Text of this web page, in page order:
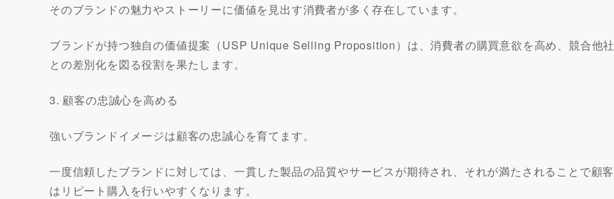
そのブランドの魅力やストーリーに価値を見出す消費者が多く存在しています。
ブランドが持つ独自の価値提案（USP Unique Selling Proposition）は、消費者の購買意欲を高め、競合他社
との差別化を図る役割を果たします。
3. 顧客の忠誠心を高める
強いブランドイメージは顧客の忠誠心を育てます。
一度信頼したブランドに対しては、一貫した製品の品質やサービスが期待され、それが満たされることで顧客
はリピート購入を行いやすくなります。